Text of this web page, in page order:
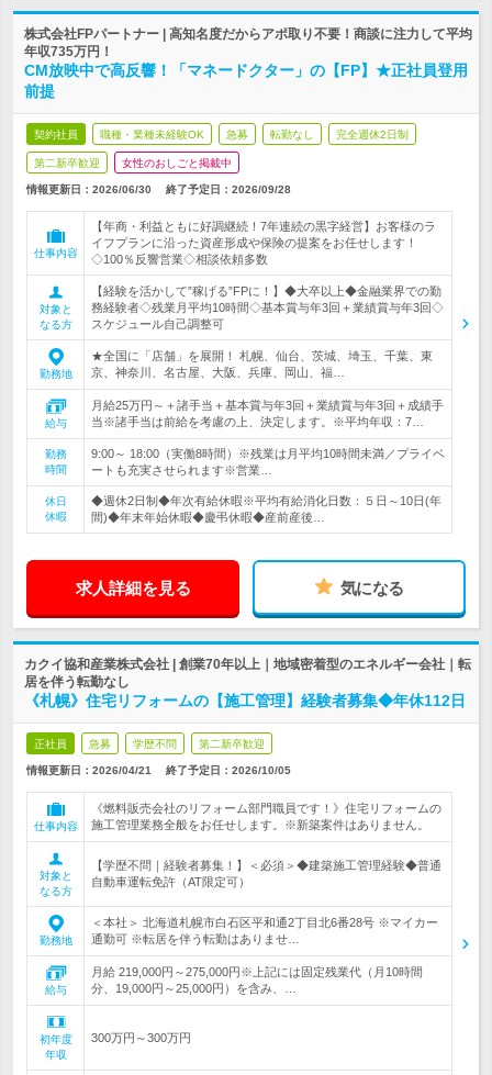
株式会社FPパートナー | 高知名度だからアポ取り不要！商談に注力して平均
年収735万円！
CM放映中で高反響！「マネードクター」の【FP】★正社員登用
前提
契約社員 職種・業種未経験OK 急募 転勤なし 完全週休2日制
第二新卒歓迎 女性のおしごと掲載中
情報更新日：2026/06/30 終了予定日： 2026/09/28
仕事内容
【年商・利益ともに好調継続！7年連続の黒字経営】お客様のラ
イフプランに沿った資産形成や保険の提案をお任せします！
◇100％反響営業◇相談依頼多数
対象と
なる方
【経験を活かして”稼げる”FPに！】◆大卒以上◆金融業界での勤
務経験者◇残業月平均10時間◇基本賞与年3回＋業績賞与年3回◇
スケジュール自己調整可
勤務地
★全国に「店舗」を展開！ 札幌、仙台、茨城、埼玉、千葉、東
京、神奈川、名古屋、大阪、兵庫、岡山、福…
給与
月給25万円～＋諸手当＋基本賞与年3回＋業績賞与年3回＋成績手
当※諸手当は前給を考慮の上、決定します。※平均年収：7…
勤務
時間
9:00～ 18:00（実働8時間）※残業は月平均10時間未満／プライベ
ートも充実させられます※営業…
休日
休暇
◆週休2日制◆年次有給休暇※平均有給消化日数：５日～10日(年
間)◆年末年始休暇◆慶弔休暇◆産前産後…
求人詳細を見る 気になる
カクイ協和産業株式会社 | 創業70年以上｜地域密着型のエネルギー会社｜転
居を伴う転勤なし
《札幌》住宅リフォームの【施工管理】経験者募集◆年休112日
正社員 急募 学歴不問 第二新卒歓迎
情報更新日：2026/04/21 終了予定日： 2026/10/05
仕事内容
《燃料販売会社のリフォーム部門職員です！》住宅リフォームの
施工管理業務全般をお任せします。※新築案件はありません。
対象と
なる方
【学歴不問｜経験者募集！】＜必須＞◆建築施工管理経験◆普通
自動車運転免許（AT限定可）
勤務地
＜本社＞ 北海道札幌市白石区平和通2丁目北6番28号 ※マイカー
通勤可 ※転居を伴う転勤はありませ…
給与
月給 219,000円～275,000円※上記には固定残業代（月10時間
分、19,000円～25,000円）を含み、…
初年度
年収
300万円～300万円